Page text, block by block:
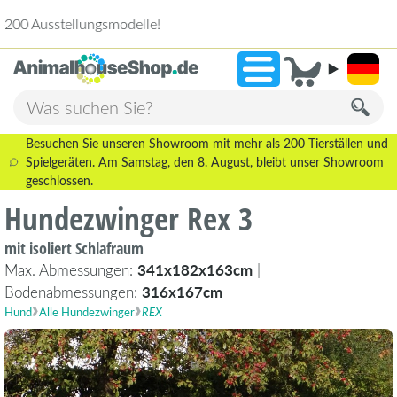
»2.238 Bewertungen!
Besuchen Sie unseren Showroom mit mehr als 200 Tierställen und
Spielgeräten. Am Samstag, den 8. August, bleibt unser Showroom
geschlossen.
Hundezwinger Rex 3
mit isoliert Schlafraum
Max. Abmessungen: 341x182x163cm |
Bodenabmessungen: 316x167cm
Hund Alle Hundezwinger REX